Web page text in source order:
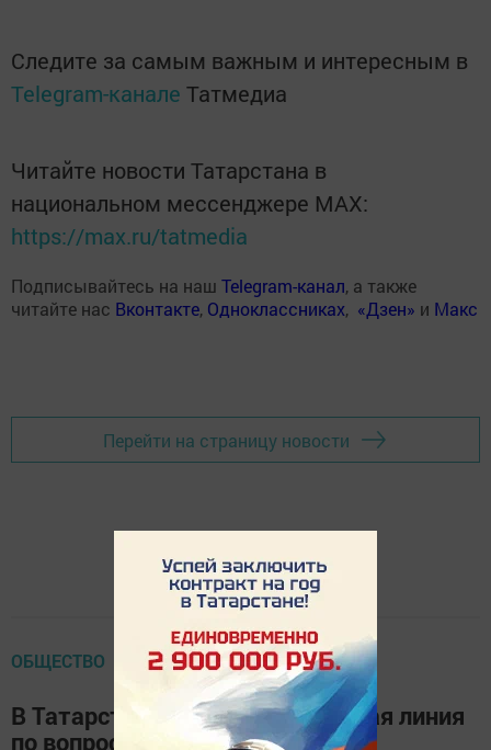
Следите за самым важным и интересным в
Telegram-канале Татмедиа
Читайте новости Татарстана в
национальном мессенджере MАХ:
https://max.ru/tatmedia
Подписывайтесь на наш Telegram-канал, а также
читайте нас Вконтакте, Одноклассниках, «Дзен» и Макс
Перейти на страницу новости
ОБЩЕСТВО
В Татарстане заработала горячая линия
по вопросам соблюдения прав